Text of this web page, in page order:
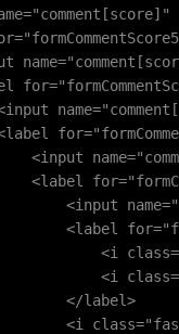
fa-
fa-
fa-